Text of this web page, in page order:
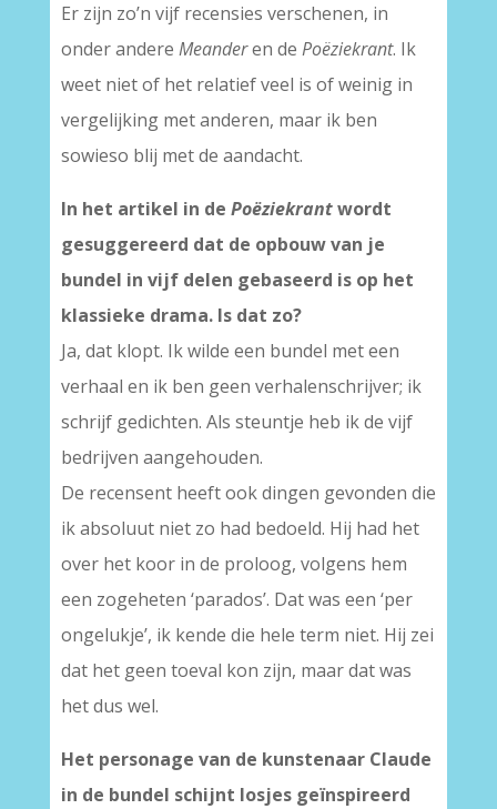
Er zijn zo’n vijf recensies verschenen, in
onder andere Meanderen de Poëziekrant. Ik
weet niet of het relatief veel is of weinig in
vergelijking met anderen, maar ik ben
sowieso blij met de aandacht.
In het artikel in de Poëziekrantwordt
gesuggereerd dat de opbouw van je
bundel in vijf delen gebaseerd is op het
klassieke drama. Is dat zo?
Ja, dat klopt. Ik wilde een bundel met een
verhaal en ik ben geen verhalenschrijver; ik
schrijf gedichten. Als steuntje heb ik de vijf
bedrijven aangehouden.
De recensent heeft ook dingen gevonden die
ik absoluut niet zo had bedoeld. Hij had het
over het koor in de proloog, volgens hem
een zogeheten ‘parados’. Dat was een ‘per
ongelukje’, ik kende die hele term niet. Hij zei
dat het geen toeval kon zijn, maar dat was
het dus wel.
Het personage van de kunstenaar Claude
in de bundel schijnt losjes geïnspireerd